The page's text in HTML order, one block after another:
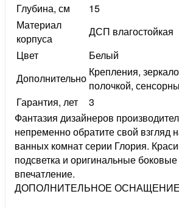
Глубина, см
15
Материал
корпуса
ДСП влагостойкая
Цвет
Белый
Дополнительно Крепления,
полочкой,
Гарантия, лет
3
Фантазия дизайнеров
непременно обратите свой взгляд
ванных комнат серии Глория.
подсветка и оригинальные
впечатление.
ДОПОЛНИТЕЛЬНОЕ